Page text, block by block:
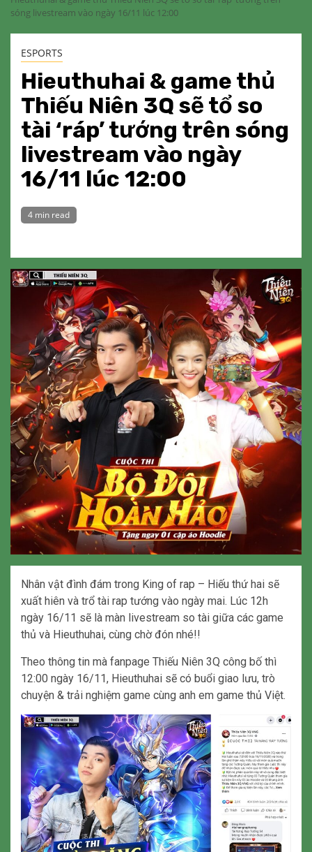
sóng livestream vào ngày 16/11 lúc 12:00
ESPORTS
Hieuthuhai & game thủ
Thiếu Niên 3Q sẽ tổ so
tài ‘ráp’ tướng trên sóng
livestream vào ngày
16/11 lúc 12:00
4 min read
Nhân vật đình đám trong King of rap – Hiếu thứ hai sẽ
xuất hiên và trổ tài rap tướng vào ngày mai. Lúc 12h
ngày 16/11 sẽ là màn livestream so tài giữa các game
thủ và Hieuthuhai, cùng chờ đón nhé!!
Theo thông tin mà fanpage Thiếu Niên 3Q công bố thì
12:00 ngày 16/11, Hieuthuhai sẽ có buổi giao lưu, trò
chuyện & trải nghiệm game cùng anh em game thủ Việt.